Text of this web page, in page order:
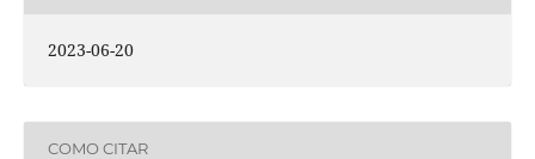
2023-06-20
COMO CITAR